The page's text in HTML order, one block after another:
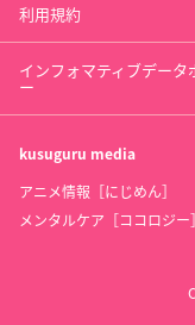
利用規約
インフォマティブデータ
ー
kusuguru media
アニメ情報［にじめん］
メンタルケア［ココロジー］